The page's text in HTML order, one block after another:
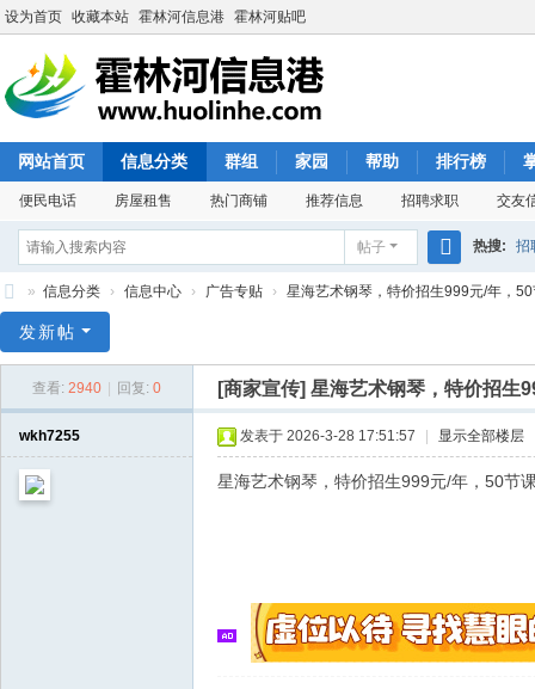
设为首页 收藏本站 霍林河信息港 霍林河贴吧
网站首页 信息分类 群组 家园 帮助 排行榜
便民电话 房屋租售 热门商铺 推荐信息 招聘求职 交友
帖子
搜
热搜: 招
林
» 信息分类 › 信息中心 › 广告专贴 › 星海艺术钢琴，特价招生999元/年，
发新帖
查看: 2940 回复: 0 [商家宣传] 星海艺术钢琴，特价招生
wkh7255 发表于 2026-3-28 17:51:57 显示全部楼层
星海艺术钢琴，特价招生999元/年，50节